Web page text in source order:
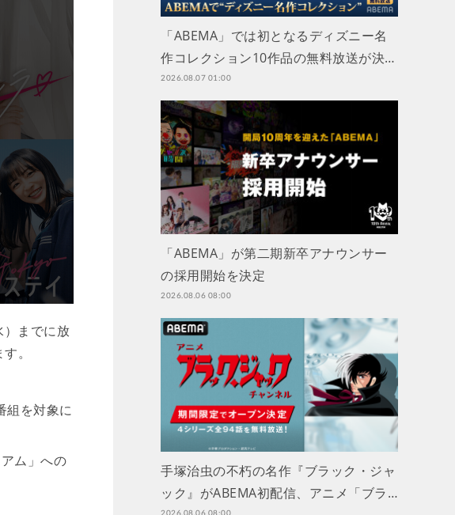
までに放
。
組を対象に
ム」への
「ABEMA」では初となるディズニー名
作コレクション10作品の無料放送が決…
2026.08.07 01:00
「ABEMA」が第二期新卒アナウンサー
の採用開始を決定
2026.08.06 08:00
手塚治虫の不朽の名作『ブラック・ジャ
ック』がABEMA初配信、アニメ「ブラ…
2026.08.06 08:00